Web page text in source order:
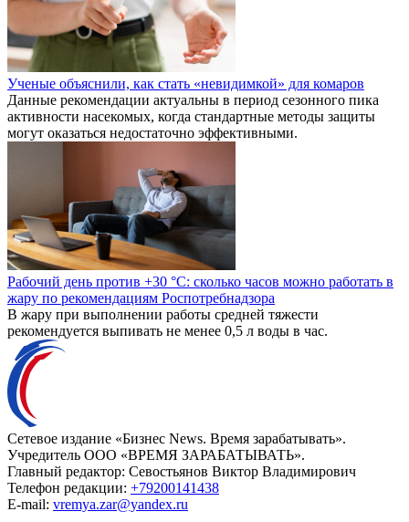
Ученые объяснили, как стать «невидимкой» для комаров
Данные рекомендации актуальны в период сезонного пика
активности насекомых, когда стандартные методы защиты
могут оказаться недостаточно эффективными.
Рабочий день против +30 °C: сколько часов можно работать в
жару по рекомендациям Роспотребнадзора
В жару при выполнении работы средней тяжести
рекомендуется выпивать не менее 0,5 л воды в час.
Сетевое издание «Бизнес News. Время зарабатывать».
Учредитель ООО «ВРЕМЯ ЗАРАБАТЫВАТЬ».
Главный редактор: Севостьянов Виктор Владимирович
Телефон редакции: +79200141438
E-mail: vremya.zar@yandex.ru